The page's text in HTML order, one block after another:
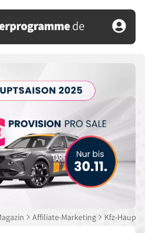
Affiliate-Marketing Kfz-